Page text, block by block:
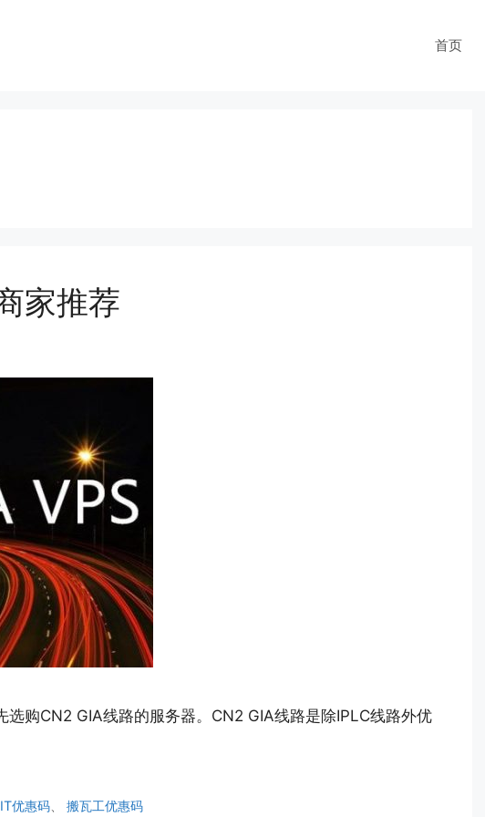
首页
家推荐
选购CN2 GIA线路的服务器。CN2 GIA线路是除IPLC线路外优
优惠码 、搬瓦工优惠码